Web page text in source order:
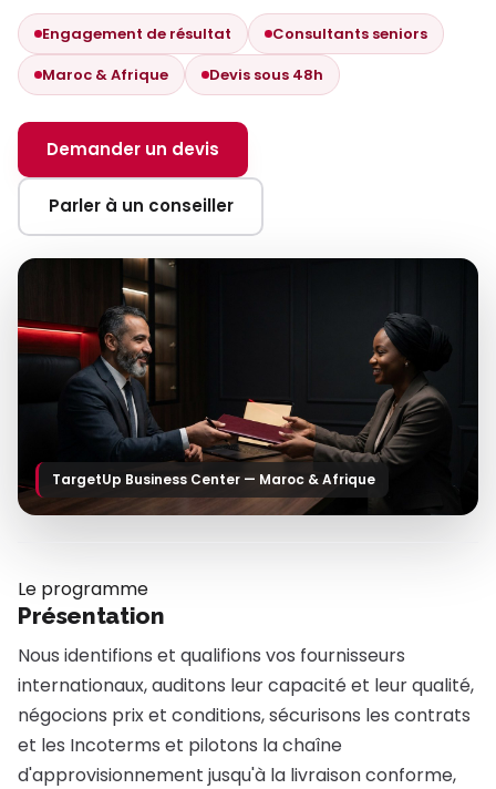
Engagement de résultat
Consultants seniors
Maroc & Afrique
Devis sous 48h
Demander un devis
Parler à un conseiller
TargetUp Business Center — Maroc & Afrique
Le programme
Présentation
Nous identifions et qualifions vos fournisseurs
internationaux, auditons leur capacité et leur qualité,
négocions prix et conditions, sécurisons les contrats
et les Incoterms et pilotons la chaîne
d'approvisionnement jusqu'à la livraison conforme,